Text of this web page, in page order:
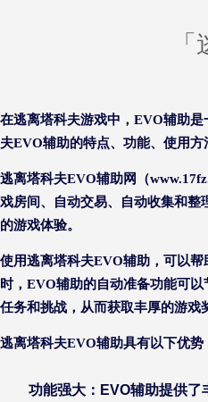
在逃离塔科夫游戏中，EVO辅助
夫EVO辅助的特点、功能、使用方
逃离塔科夫EVO辅助网（
戏房间、自动交易、自动收集和
的游戏体验。
使用逃离塔科夫EVO辅助，可以
时，EVO辅助的自动准备功能可
任务和挑战，从而获取丰厚的游戏
逃离塔科夫EVO辅助具有以下优势
功能强大：EVO辅助提供